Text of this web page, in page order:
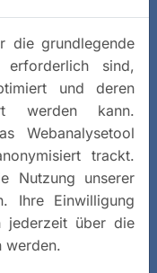
die grundlegende
erforderlich sind,
und deren
werden kann.
Webanalysetool
trackt.
Nutzung unserer
Ihre Einwilligung
jederzeit über die
werden.